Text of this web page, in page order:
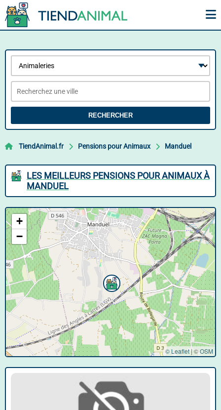
RECHERCHER
TiendAnimal.fr Pensions pour Animaux Manduel
LES MEILLEURS PENSIONS POUR ANIMAUX À
MANDUEL
+
−
© Leaflet|©OSM